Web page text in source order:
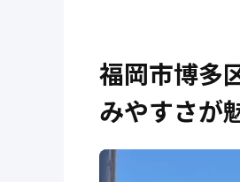
福岡市博多
みやすさが